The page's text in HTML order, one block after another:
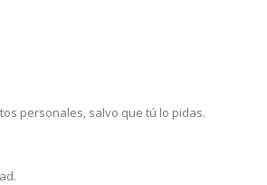
personales, salvo que tú lo pidas.